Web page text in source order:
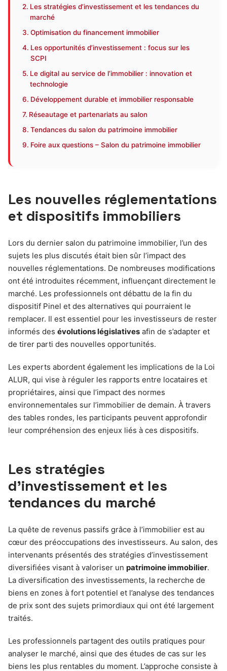
Les stratégies d’investissement et les tendances du
marché
Optimisation du financement immobilier
Les opportunités d’investissement : focus sur les
SCPI
Le digital au service de l’immobilier : innovation et
technologie
Développement durable et immobilier responsable
Réseautage et partenariats au salon
Tendances du salon du patrimoine immobilier
Foire aux questions – Salon du patrimoine immobilier
Les nouvelles réglementations
et dispositifs immobiliers
Lors du dernier salon du patrimoine immobilier, l’un des
sujets les plus discutés était bien sûr l’impact des
nouvelles réglementations. De nombreuses modifications
ont été introduites récemment, influençant directement le
marché. Les professionnels ont débattu de la fin du
dispositif Pinel et des alternatives qui pourraient le
remplacer. Il est essentiel pour les investisseurs de rester
informés des évolutions législatives afin de s’adapter et
de tirer parti des nouvelles opportunités.
Les experts abordent également les implications de la Loi
ALUR, qui vise à réguler les rapports entre locataires et
propriétaires, ainsi que l’impact des normes
environnementales sur l’immobilier de demain. À travers
des tables rondes, les participants peuvent approfondir
leur compréhension des enjeux liés à ces dispositifs.
Les stratégies
d’investissement et les
tendances du marché
La quête de revenus passifs grâce à l’immobilier est au
cœur des préoccupations des investisseurs. Au salon, des
intervenants présentés des stratégies d’investissement
diversifiées visant à valoriser un patrimoine immobilier.
La diversification des investissements, la recherche de
biens en zones à fort potentiel et l’analyse des tendances
de prix sont des sujets primordiaux qui ont été largement
traités.
Les professionnels partagent des outils pratiques pour
analyser le marché, ainsi que des études de cas sur les
biens les plus rentables du moment. L’approche consiste à